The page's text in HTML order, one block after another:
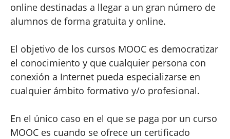
online destinadas a llegar a un gran número de
alumnos de forma gratuita y online.
El objetivo de los cursos MOOC es democratizar
el conocimiento y que cualquier persona con
conexión a Internet pueda especializarse en
cualquier ámbito formativo y/o profesional.
En el único caso en el que se paga por un curso
MOOC es cuando se ofrece un certificado